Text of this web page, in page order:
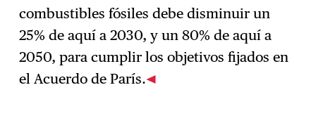
combustibles fósiles debe disminuir un
25% de aquí a 2030, y un 80% de aquí a
2050, para cumplir los objetivos fijados en
el Acuerdo de París.